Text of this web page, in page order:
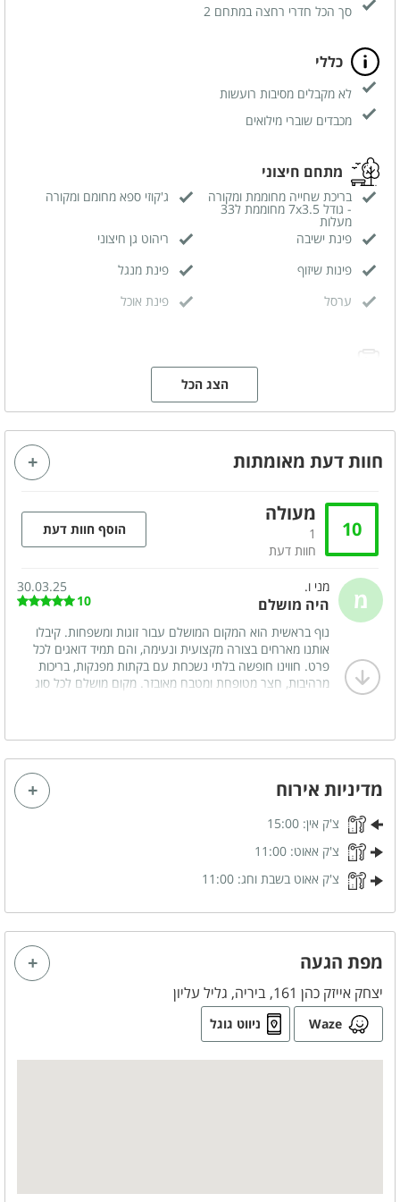
מזגן
ארונות לאחסון
שידות לאחסון
חלוקים
סך הכל חדרי רחצה במתחם 2
כללי
לא מקבלים מסיבות רועשות
מכבדים שוברי מילואים
מתחם חיצוני
בריכת שחייה מחוממת ומקורה
- גודל 7x3.5 מחוממת ל33
מעלות
ג'קוזי ספא מחומם ומקורה
פינת ישיבה
ריהוט גן חיצוני
פינות שיזוף
פינת מנגל
ערסל
פינת אוכל
שידות לאחסון
מרפסת
פינת ישיבה
מטבחון מאובזר
מטבח מאובזר
מיני מקרר
פינת קפה
מיקרוגל
קומקום חשמלי
נוף
נוף גלילי משגע
מקלחון
פלטה
מיחם
הצג הכל
חוות דעת מאומתות
10
מעולה
1
חוות דעת
הוסף חוות דעת
מ מני ו.
היה מושלם
30.03.25
10
נוף בראשית הוא המקום המושלם עבור זוגות ומשפחות. קיבלו
אותנו מארחים בצורה מקצועית ונעימה, והם תמיד דואגים לכל
פרט. חווינו חופשה בלתי נשכחת עם בקתות מפנקות, בריכות
מרהיבות, חצר מטופחת ומטבח מאובזר. מקום מושלם לכל סוג
מדיניות אירוח
צ'ק אין: 15:00
צ'ק אאוט: 11:00
צ'ק אאוט בשבת וחג: 11:00
מפת הגעה
יצחק אייזק כהן 161, ביריה, גליל עליון
Waze ניווט גוגל